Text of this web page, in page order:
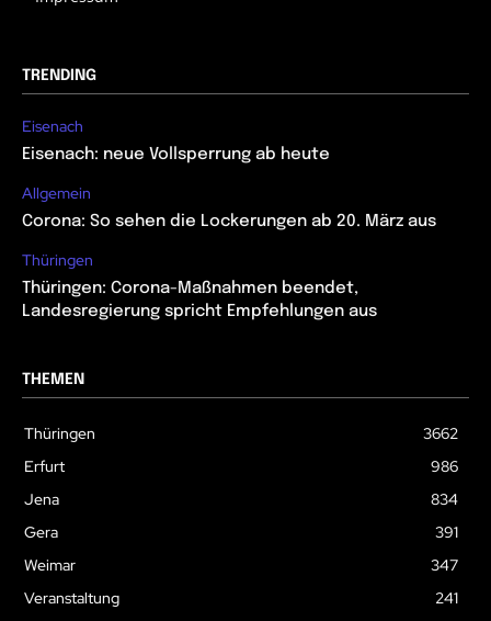
TRENDING
Eisenach
Eisenach: neue Vollsperrung ab heute
Allgemein
Corona: So sehen die Lockerungen ab 20. März aus
Thüringen
Thüringen: Corona-Maßnahmen beendet,
Landesregierung spricht Empfehlungen aus
THEMEN
Thüringen
3662
Erfurt
986
Jena
834
Gera
391
Weimar
347
Veranstaltung
241